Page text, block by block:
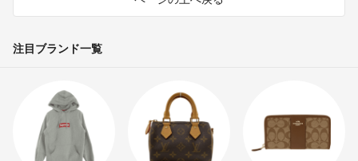
注目ブランド一覧